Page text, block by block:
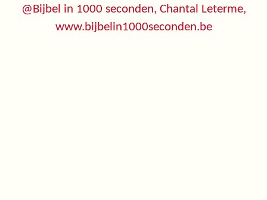
@Bijbel in 1000 seconden, Chantal Leterme,
www.bijbelin1000seconden.be